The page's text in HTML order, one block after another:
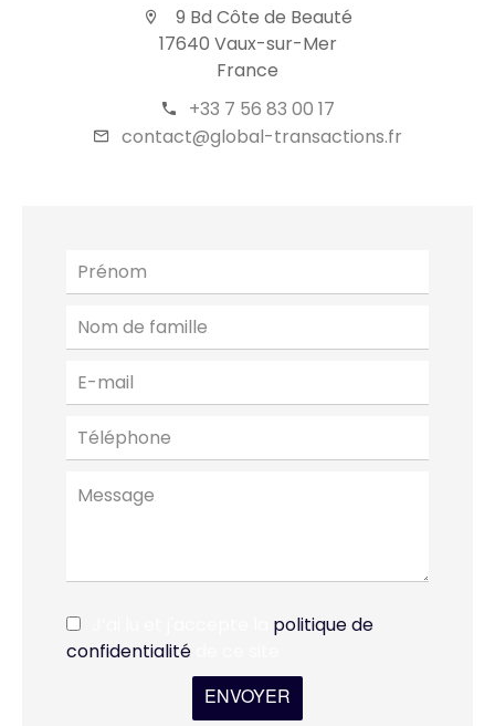
9 Bd Côte de Beauté
17640 Vaux-sur-Mer
France
+33 7 56 83 00 17
contact@global-transactions.fr
politique de
confidentialité
ENVOYER